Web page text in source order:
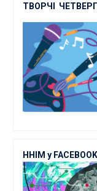
ТВОРЧІ
ННІМ у FACEBOOK